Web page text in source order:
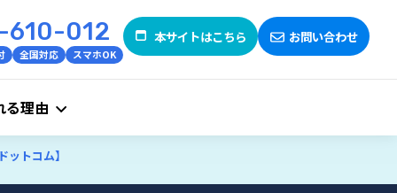
610-012
全国対応 スマホOK
本サイトはこちら お問い合わせ
る理由
トコム】